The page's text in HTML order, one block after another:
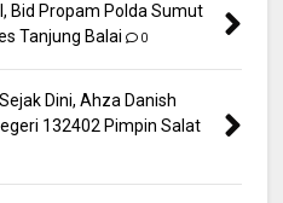
Bid Propam Polda Sumut
Tanjung Balai
0
Dini, Ahza Danish
132402 Pimpin Salat